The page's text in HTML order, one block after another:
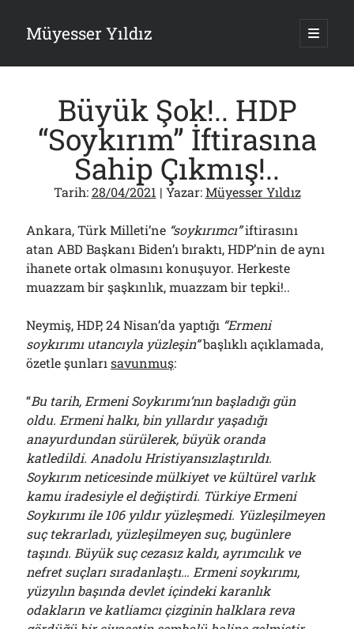
Müyesser Yıldız ana
Yan
Menü
Son Yazılar
Asırlık Devlete Bir Haftada Yeni Gömlek Biçilecek Öyle mi?!..
09/08/2026
Gazi’den Milletvekillerine Kurşun Gibi Sözler!..
07/08/2026
15 Temmuz Soruları… Nasuh Mahruki’nin “Suçu”!..
03/08/2026
Arşivler
Arşivler
Büyük Şok!.. HDP
“Soykırım” İftirasına
Sahip Çıkmış!..
Tarih:28/04/2021 | Yazar:Müyesser Yıldız
Ankara, Türk Milleti’ne “soykırımcı”iftirasını
atan ABD Başkanı Biden’ı bıraktı, HDP’nin de aynı
ihanete ortak olmasını konuşuyor. Herkeste
muazzam bir şaşkınlık, muazzam bir tepki!..
Neymiş, HDP, 24 Nisan’da yaptığı “Ermeni
soykırımı utancıyla yüzleşin”başlıklı açıklamada,
özetle şunlarısavunmuş:
“Bu tarih, Ermeni Soykırımı’nın başladığı gün
oldu. Ermeni halkı, bin yıllardır yaşadığı
anayurdundan sürülerek, büyük oranda
katledildi. Anadolu Hristiyansızlaştırıldı.
Soykırım neticesinde mülkiyet ve kültürel varlık
kamu iradesiyle el değiştirdi. Türkiye Ermeni
Soykırımı ile 106 yıldır yüzleşmedi. Yüzleşilmeyen
suç tekrarladı, yüzleşilmeyen suç, bugünlere
taşındı. Büyük suç cezasız kaldı, ayrımcılık ve
nefret suçları sıradanlaştı… Ermeni soykırımı,
yüzyılın başında devlet içindeki karanlık
odakların ve katliamcı çizginin halklara reva